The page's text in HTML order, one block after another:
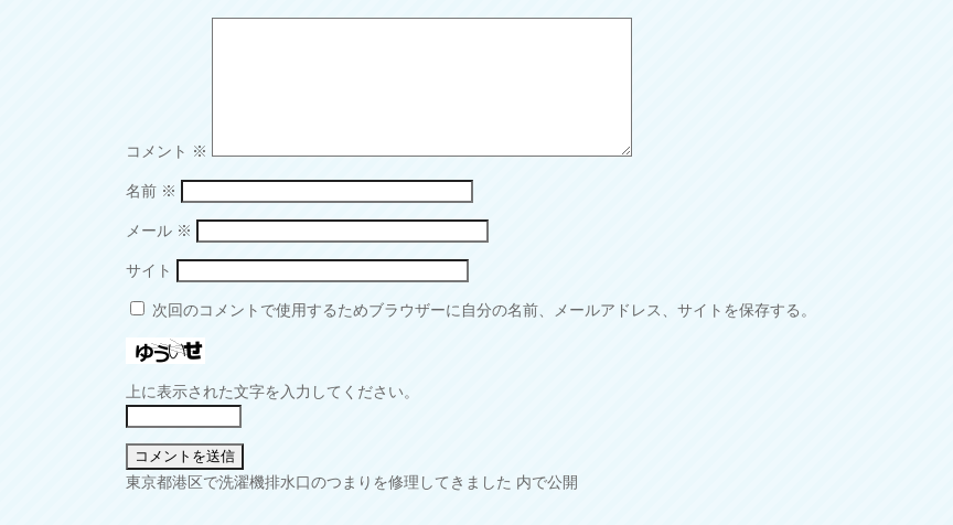
コメント ※
名前 ※
メール ※
サイト
次回のコメントで使用するためブラウザーに自分の名前、メールアドレス、サイトを保存する。
上に表示された文字を入力してください。
投
東京都港区で洗濯機排水口のつまりを修理してきました 内で公開